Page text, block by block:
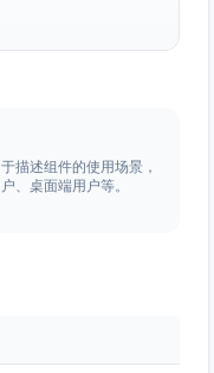
描述组件的使用场景，
、桌面端用户等。